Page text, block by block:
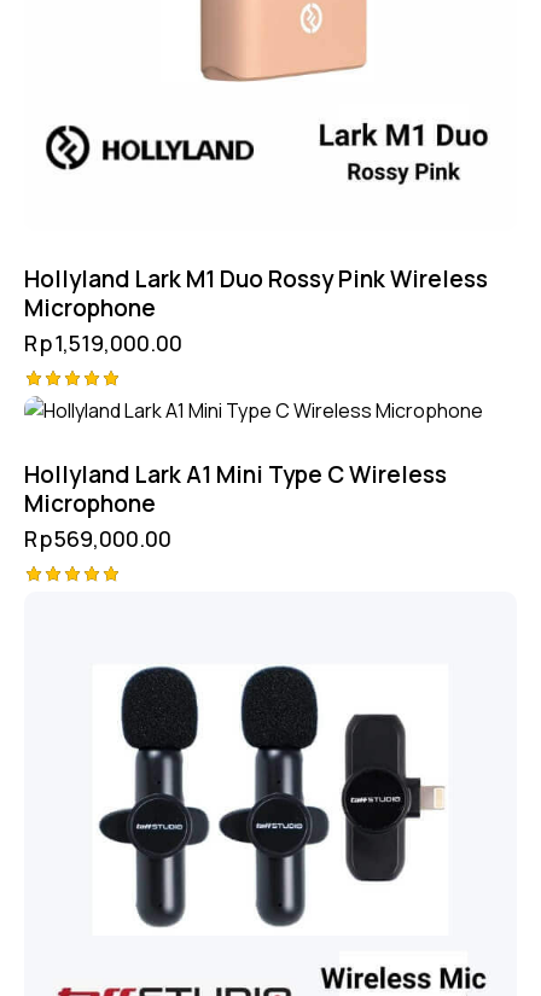
Hollyland Lark M1 Duo Rossy Pink Wireless
Microphone
Rp1,519,000.00
Rated
Hollyland Lark A1 Mini Type C Wireless
Microphone
Rp569,000.00